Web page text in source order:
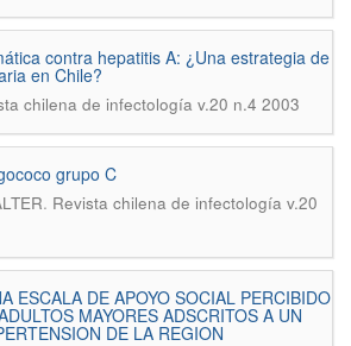
contra hepatitis A: ¿Una estrategia de
en Chile?
chilena de infectología v.20 n.4 2003
grupo C
. Revista chilena de infectología v.20
ESCALA DE APOYO SOCIAL PERCIBIDO
MAYORES ADSCRITOS A UN
DE LA REGION